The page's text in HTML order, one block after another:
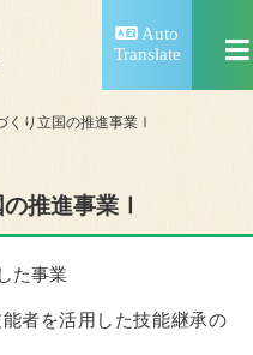
Auto
Translate
くり立国の推進事業Ⅰ
推進事業Ⅰ
た事業
者を活用した技能継承の